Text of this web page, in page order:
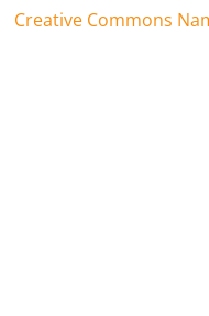
Creative Commons